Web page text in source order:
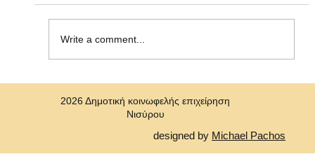
στη Δημοτική Κοινωφελή Επιχε
Write a comment...
designed by Michael Pachos
2026 Δημοτική κοινωφελής επιχείρηση
Νισύρου